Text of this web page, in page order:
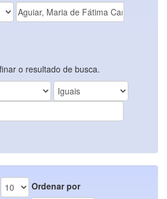
o resultado de busca.
Ordenar por